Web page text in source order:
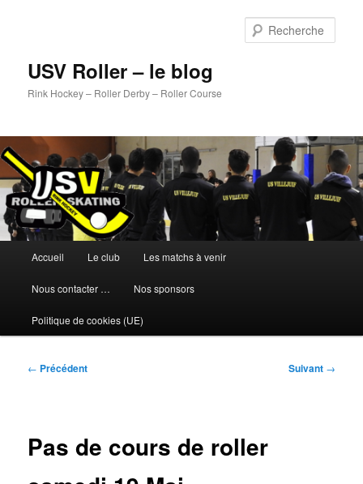
USV Roller – le blog
Rink Hockey – Roller Derby – Roller Course
principal
Accueil Le club Les matchs à venir
Nous contacter … Nos sponsors
Politique de cookies (UE)
Navigation
← Précédent Suivant →
Pas de cours de roller